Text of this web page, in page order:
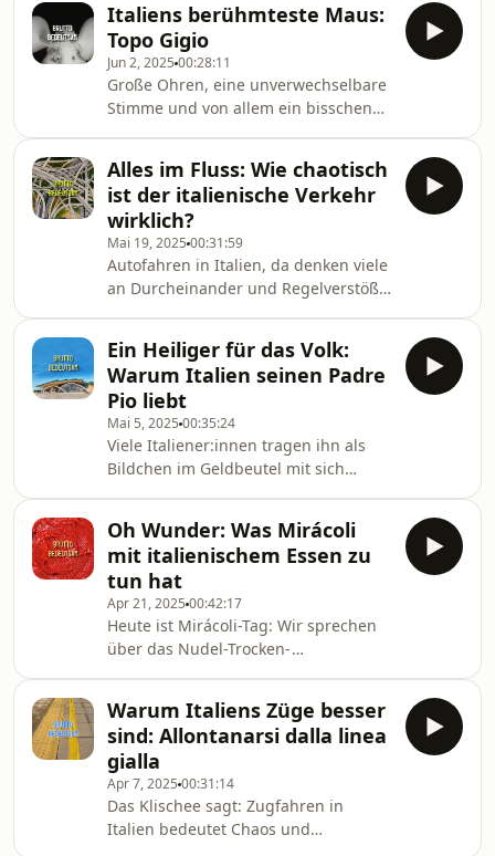
Anscheinend wurde sehr vielen von
euch schon mal in Italien die Vorfahrt
geklaut. Sapperlot. Bernhard versucht
sich trotzdem daran, die These über
den angenehmeren italienischen
Verkehr auf ein stabiles
Datenfundament zu stellen.Und dann
haben wir vier kleine
Italiens berühmteste Maus:
Topo Gigio
Jun 2, 2025 00:28:11
Große Ohren, eine unverwechselbare
Stimme und von allem ein bisschen
widmen wir uns einer Institution der
italienischen Popkultur: einer
Handpuppe, die mit den weltweit
größten Stars des Showbusiness
aufgetreten ist. Gigio hat
Kinderfernsehen mit der Bühne von
Sanremo verbunden und jüngst sogar
mit dem Eurovision Song Contest
Alles im Fluss: Wie chaotisch
ist der italienische Verkehr
wirklich?
Mai 19, 2025 00:31:59
Autofahren in Italien, da denken viele
an Durcheinander und Regelverstöße.
einfach gut funktioniert. Wir sprechen
über Einfädelspuren und doppelte
Kreisverkehre, schon immer autofreie
Innenstädte und rostbraune
Leitplanken - und fragen uns, was
andere Länder sich da von Italien
abschauen könnten.Bei Fragen,
Anregungen, Lob un
Ein Heiliger für das Volk:
Warum Italien seinen Padre
Pio liebt
Mai 5, 2025 00:35:24
Viele Italiener:innen tragen ihn als
Bildchen im Geldbeutel mit sich
hängt es in zahlreichen Restaurants.
Man kann Padre Pio - zumindest im
italienischen Süden - kaum
entkommen. Was macht diesen
katholischen Ordensbruder nur so
beliebt, dass er Millionen Pilger
anzieht?In der heutigen Episode geht
es um die Entstehung der Verehrung
von
Oh Wunder: Was Mirácoli
mit italienischem Essen zu
tun hat
Apr 21, 2025 00:42:17
Heute ist Mirácoli-Tag: Wir sprechen
über das Nudel-Trocken-
Sichtweise hat es entweder der
italienischen Küche den Weg geebnet
- oder Deutsche davon abgehalten,
überhaupt je echte italienische Küche
kennenzulernen. Aber gibt es so
etwas wie authentische Küche
Warum Italiens Züge besser
sind: Allontanarsi dalla linea
gialla
Apr 7, 2025 00:31:14
Das Klischee sagt: Zugfahren in
Italien bedeutet Chaos und